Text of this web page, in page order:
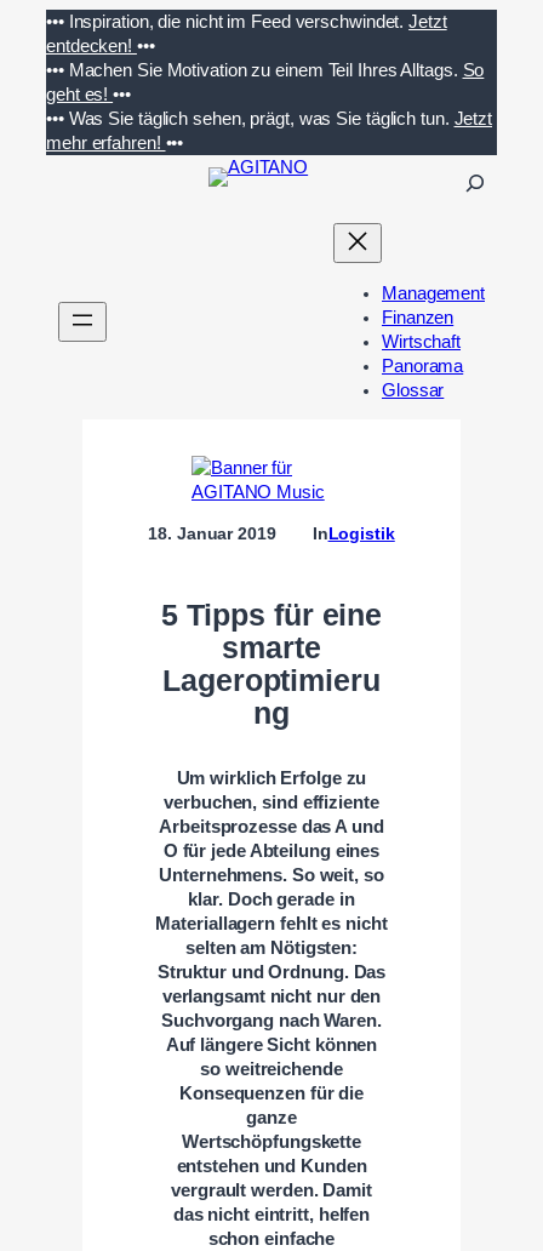
Inhalt
springen
••• Inspiration, die nicht im Feed verschwindet. Jetzt
entdecken! •••
••• Machen Sie Motivation zu einem Teil Ihres Alltags. So
geht es!•••
••• Was Sie täglich sehen, prägt, was Sie täglich tun. Jetzt
mehr erfahren! •••
n
Management
Finanzen
Wirtschaft
Panorama
Glossar
18. Januar 2019 InLogistik
5 Tipps für eine
smarte
Lageroptimieru
ng
Um wirklich Erfolge zu
verbuchen, sind effiziente
Arbeitsprozesse das A und
O für jede Abteilung eines
Unternehmens. So weit, so
klar. Doch gerade in
Materiallagern fehlt es nicht
selten am Nötigsten:
Struktur und Ordnung. Das
verlangsamt nicht nur den
Suchvorgang nach Waren.
Auf längere Sicht können
so weitreichende
Konsequenzen für die
ganze
Wertschöpfungskette
entstehen und Kunden
vergrault werden. Damit
das nicht eintritt, helfen
schon einfache